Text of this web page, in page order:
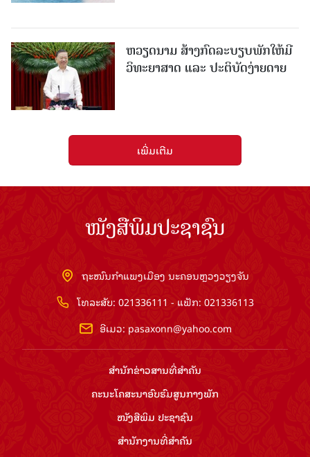
ຫວຽດນາມ ສ້າງກົດລະບຽບພັກໃຫ້ມີ
ວິທະຍາສາດ ແລະ ປະຕິບັດງ່າຍດາຍ
ເພີ່ມເຕີມ
ໜັງສືພິມປະຊາຊົນ
ຖະໜົນກຳແພງເມືອງ ນະຄອນຫຼວງວຽງຈັນ
ໂທລະສັບ: 021336111 - ແຟັກ: 021336113
ອີເມວ: pasaxonn@yahoo.com
ສຳ​ນັກ​ຂ່າວ​ສານ​ທີ່​ສຳ​ຄັນ​
ຄະນະໂຄສະນາອົບຮົມ​ສູນ​ກາງ​ພັກ
ໜັງສືພິມ ປະ​ຊາ​ຊົນ
ສຳ​ນັກ​ງານ​ທີ່​ສຳ​ຄັນ